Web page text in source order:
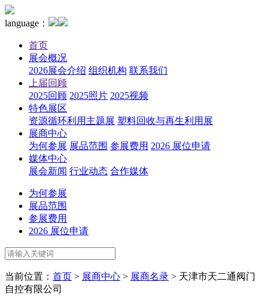
language：
首页
展会概况
2026展会介绍 组织机构 联系我们
上届回顾
2025回顾 2025照片 2025视频
特色展区
资源循环利用主题展 塑料回收与再生利用展
展商中心
为何参展 展品范围 参展费用 2026 展位申请
媒体中心
展会新闻 行业动态 合作媒体
为何参展
展品范围
参展费用
2026 展位申请
当前位置： 首页 > 展商中心 > 展商名录 > 天津市天二通阀门
自控有限公司